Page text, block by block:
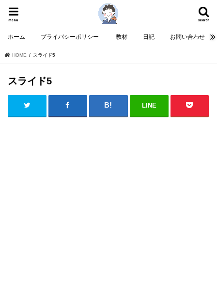
search
menu
ホーム プライバシーポリシー 教材 日記 お問い合わせ
HOME スライド5
スライド5
LINE